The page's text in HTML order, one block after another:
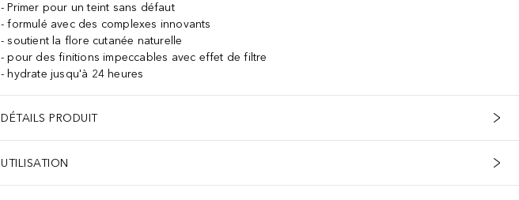
Primer pour un teint sans défaut
formulé avec des complexes innovants
soutient la flore cutanée naturelle
pour des finitions impeccables avec effet de filtre
hydrate jusqu'à 24 heures
DÉTAILS PRODUIT
UTILISATION